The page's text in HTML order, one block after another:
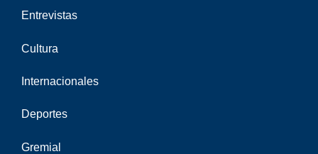
Entrevistas
Cultura
Internacionales
Deportes
Gremial